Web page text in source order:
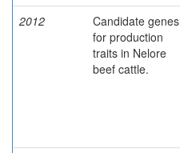
2012
Candidate genes
for production
traits in Nelore
beef cattle.